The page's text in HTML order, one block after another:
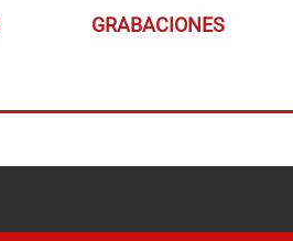
GRABACIONES